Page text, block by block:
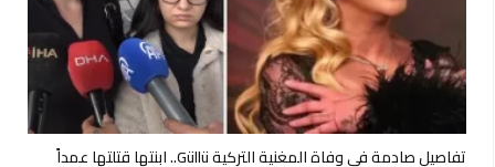
تفاصيل صادمة في وفاة المغنية التركية Güllü.. ابنتها قتلتها عمداً